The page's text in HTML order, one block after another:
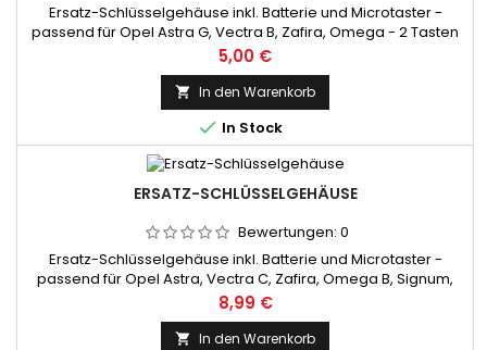
Ersatz-Schlüsselgehäuse inkl. Batterie und Microtaster -
passend für Opel Astra G, Vectra B, Zafira, Omega - 2 Tasten
Preis
5,00 €
 In den Warenkorb
 In Stock
ERSATZ-SCHLÜSSELGEHÄUSE
Bewertungen: 0
Ersatz-Schlüsselgehäuse inkl. Batterie und Microtaster -
passend für Opel Astra, Vectra C, Zafira, Omega B, Signum,
Frontera - 2 Tasten
Preis
8,99 €
 In den Warenkorb